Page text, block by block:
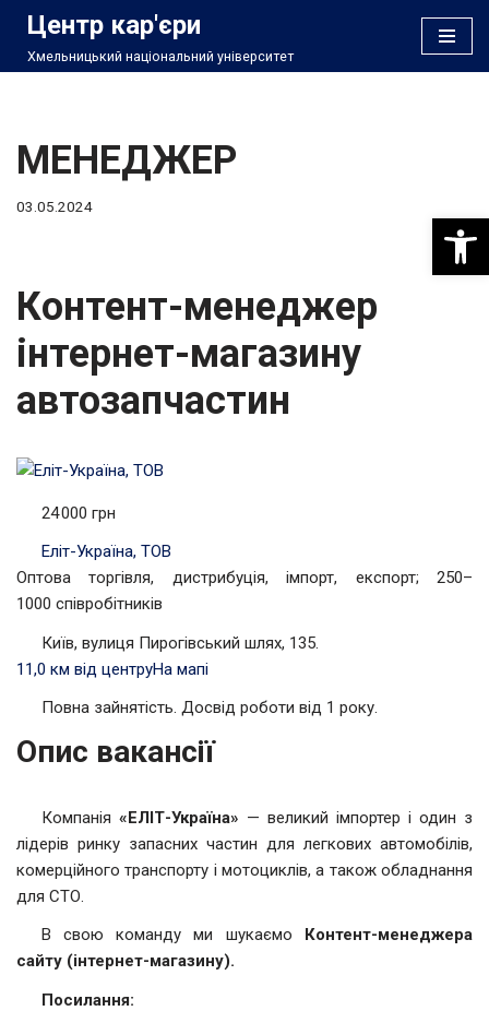
Перейти
Центр кар'єри
Хмельницький національний університет
МЕНЕДЖЕР
03.05.2024
Контент-менеджер
інтернет-магазину
автозапчастин
24 000 грн
Еліт-Україна, ТОВ
Оптова торгівля, дистрибуція, імпорт, експорт; 250–
1000 співробітників
Київ, вулиця Пирогівський шлях, 135.
11,0 км від центруНа мапі
Повна зайнятість. Досвід роботи від 1 року.
Опис вакансії
Компанія «ЕЛІТ-Україна» — великий імпортер і один з
лідерів ринку запасних частин для легкових автомобілів,
комерційного транспорту і мотоциклів, а також обладнання
для СТО.
В свою команду ми шукаємо Контент-менеджера
сайту (інтернет-магазину).
Посилання: